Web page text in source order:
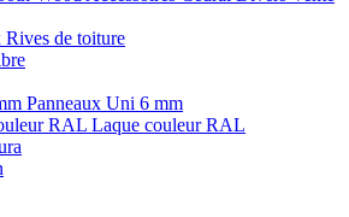
Rives de toiture
Panneaux Uni 6 mm
RAL Laque couleur RAL